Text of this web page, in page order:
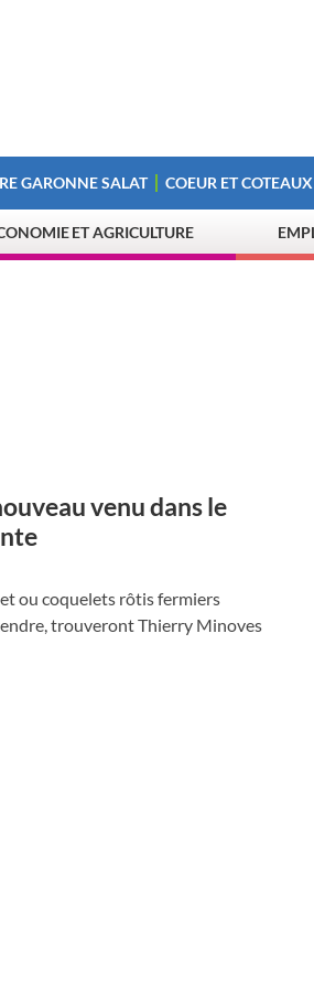
GARONNE SALAT COEUR ET
ET AGRICULTURE
venu dans le
ou coquelets rôtis fermiers
trouveront Thierry Minoves